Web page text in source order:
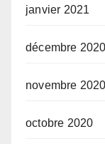
janvier 2021
décembre 2020
novembre 2020
octobre 2020